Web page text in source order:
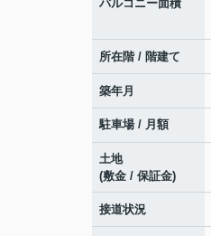
バルコニー面積
所在階 / 階建て
築年月
駐車場 / 月額
土地
(敷金 / 保証金)
接道状況